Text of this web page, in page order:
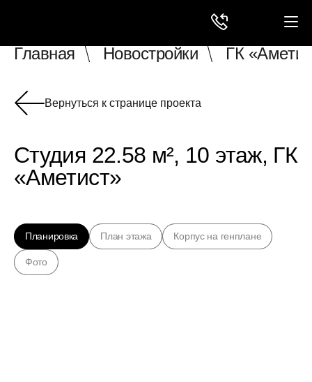
Главная Новостройки ГК
Вернуться к странице проекта
Студия 22.58 м², 10 этаж, ГК
«Аметист»
Планировка План этажа Корпус на генплане
Фото